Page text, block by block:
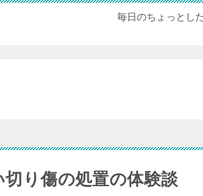
毎日のちょっとし
り傷の処置の体験談